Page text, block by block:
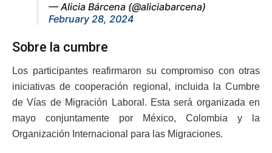
— Alicia Bárcena (@aliciabarcena)
February 28, 2024
Sobre la cumbre
Los participantes reafirmaron su compromiso con otras
iniciativas de cooperación regional, incluida la Cumbre
de Vías de Migración Laboral. Esta será organizada en
mayo conjuntamente por México, Colombia y la
Organización Internacional para las Migraciones.